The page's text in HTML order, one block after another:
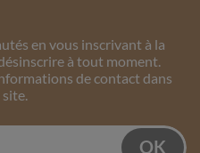
en vous inscrivant à la
à tout moment.
de contact dans